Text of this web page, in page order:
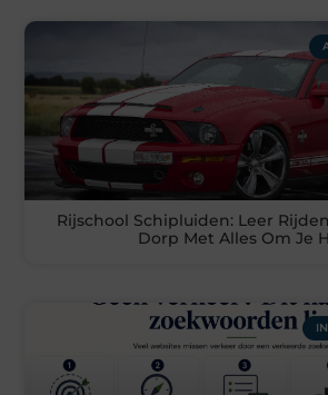
Rijschool Schipluiden: Leer
Dorp Met Alles Om Je